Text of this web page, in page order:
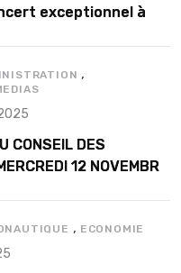
exceptionnel à
,
CONSEIL DES
12 NOVEMBRE
, ECONOMIE